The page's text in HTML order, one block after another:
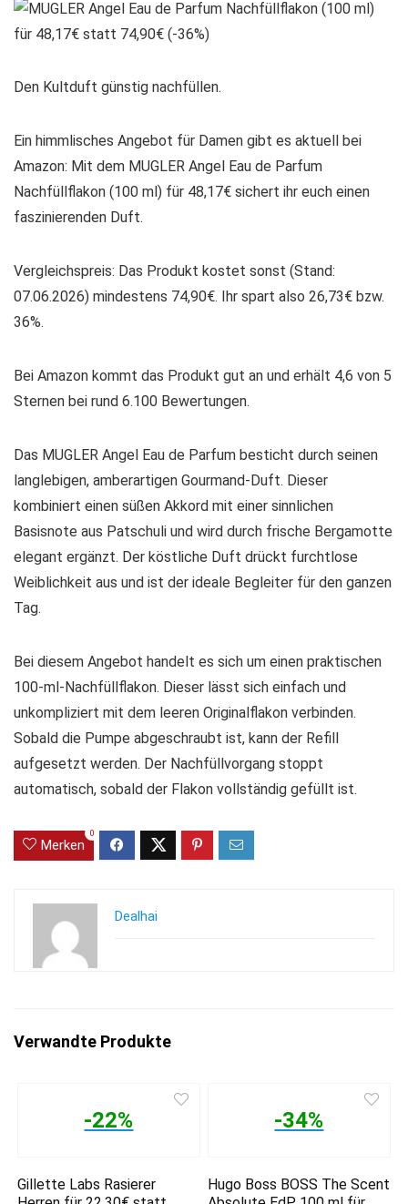
Den Kultduft günstig nachfüllen.
Ein himmlisches Angebot für Damen gibt es aktuell bei
Amazon: Mit dem MUGLER Angel Eau de Parfum
Nachfüllflakon (100 ml) für 48,17€ sichert ihr euch einen
faszinierenden Duft.
Vergleichspreis: Das Produkt kostet sonst (Stand:
07.06.2026) mindestens 74,90€. Ihr spart also 26,73€ bzw.
36%.
Bei Amazon kommt das Produkt gut an und erhält 4,6 von 5
Sternen bei rund 6.100 Bewertungen.
Das MUGLER Angel Eau de Parfum besticht durch seinen
langlebigen, amberartigen Gourmand-Duft. Dieser
kombiniert einen süßen Akkord mit einer sinnlichen
Basisnote aus Patschuli und wird durch frische Bergamotte
elegant ergänzt. Der köstliche Duft drückt furchtlose
Weiblichkeit aus und ist der ideale Begleiter für den ganzen
Tag.
Bei diesem Angebot handelt es sich um einen praktischen
100-ml-Nachfüllflakon. Dieser lässt sich einfach und
unkompliziert mit dem leeren Originalflakon verbinden.
Sobald die Pumpe abgeschraubt ist, kann der Refill
aufgesetzt werden. Der Nachfüllvorgang stoppt
automatisch, sobald der Flakon vollständig gefüllt ist.
Merken
0
Dealhai
Verwandte Produkte
-22%
Gillette Labs Rasierer
-34%
Hugo Boss BOSS The Scent